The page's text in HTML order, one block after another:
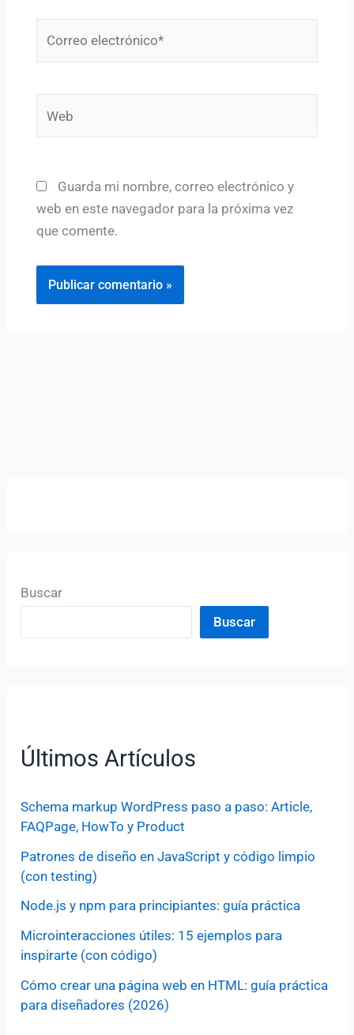
Guarda mi nombre, correo electrónico y
web en este navegador para la próxima vez
que comente.
Buscar
Buscar
Últimos Artículos
Schema markup WordPress paso a paso: Article,
FAQPage, HowTo y Product
Patrones de diseño en JavaScript y código limpio
(con testing)
Node.js y npm para principiantes: guía práctica
Microinteracciones útiles: 15 ejemplos para
inspirarte (con código)
Cómo crear una página web en HTML: guía práctica
para diseñadores (2026)